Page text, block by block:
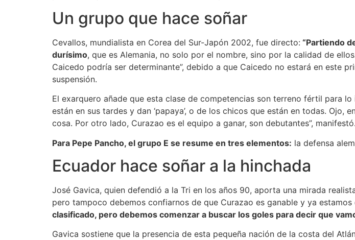
Un grupo que hace soñar
Cevallos, mundialista en Corea del Sur-Japón 2002, fue directo: “Partiendo
durísimo, que es Alemania, no solo por el nombre, sino por la calidad de
Caicedo podría ser determinante”, debido a que Caicedo no estará en este
suspensión.
El exarquero añade que esta clase de competencias son terreno fértil para
están en sus tardes y dan ‘papaya’, o de los chicos que están en todas.
cosa. Por otro lado, Curazao es el equipo a ganar, son debutantes”, manifestó.
Para Pepe Pancho, el grupo E se resume en tres elementos: la defensa
Ecuador hace soñar a la hinchada
José Gavica, quien defendió a la Tri en los años 90, aporta una mirada
pero tampoco debemos confiarnos de que Curazao es ganable y ya
clasificado, pero debemos comenzar a buscar los goles para decir que
Gavica sostiene que la presencia de esta pequeña nación de la costa del